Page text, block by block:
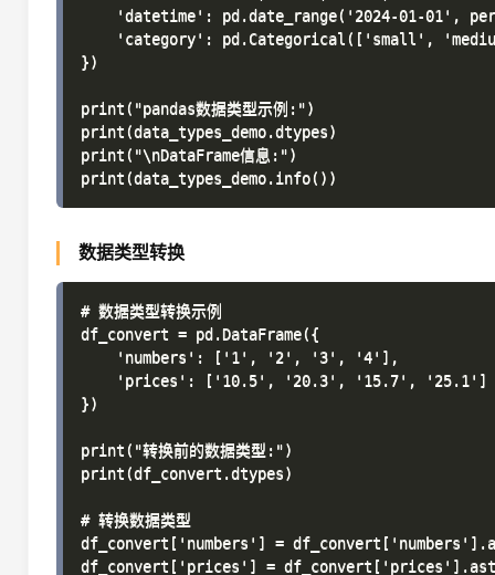
'datetime': pd.date_range('2024-01-01',
'category': pd.Categorical(['small',
})
print("pandas数据类型示例:")
print(data_types_demo.dtypes)
print("\nDataFrame信息:")
数据类型转换
# 数据类型转换示例
df_convert = pd.DataFrame({
    'numbers': ['1', '2', '3', '4'],
    'prices': ['10.5', '20.3', '15.7', '25.1']
})
print("转换前的数据类型:")
print(df_convert.dtypes)
# 转换数据类型
df_convert['numbers'] =
df_convert['prices'] =